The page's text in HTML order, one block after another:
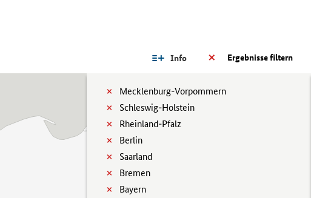
Ergebnisse filtern
Info
Mecklenburg-Vorpommern
Schleswig-Holstein
Rheinland-Pfalz
Berlin
Saarland
Bremen
Bayern